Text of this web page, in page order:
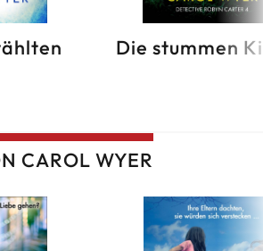
Die stummen
CAROL WYER